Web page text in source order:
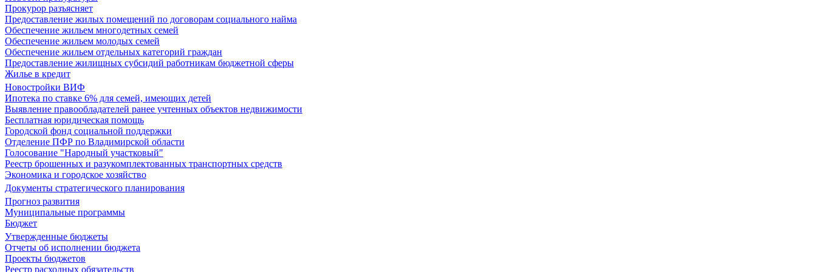
Прокурор разъясняет
Предоставление жилых помещений по договорам социального найма
Обеспечение жильем многодетных семей
Обеспечение жильем молодых семей
Обеспечение жильем отдельных категорий граждан
Предоставление жилищных субсидий работникам бюджетной сферы
Жилье в кредит
Новостройки ВИФ
Ипотека по ставке 6% для семей, имеющих детей
Выявление правообладателей ранее учтенных объектов недвижимости
Бесплатная юридическая помощь
Городской фонд социальной поддержки
Отделение ПФР по Владимирской области
Голосование "Народный участковый"
Реестр брошенных и разукомплектованных транспортных средств
Экономика и городское хозяйство
Документы стратегического планирования
Прогноз развития
Муниципальные программы
Бюджет
Утвержденные бюджеты
Отчеты об исполнении бюджета
Проекты бюджетов
Реестр расходных обязательств